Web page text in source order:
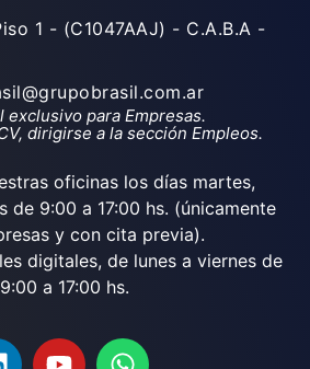
1 - (C1047AAJ) - C.A.B.A -
exclusivo para Empresas.
dirigirse a la sección Empleos.
oficinas los días martes,
de 9:00 a 17:00 hs. (únicamente
y con cita previa).
digitales, de lunes a viernes de
9:00 a 17:00 hs.